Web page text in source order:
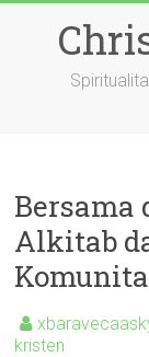
Bersama
Alkitab
kristen